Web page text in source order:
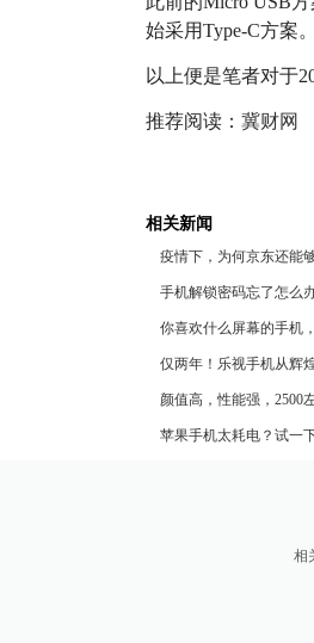
始采用Type-C方案。
以上便是笔者对于
推荐阅读： 冀财网
相关新闻
疫情下，为何京东还能
手机解锁密码忘了怎么
你喜欢什么屏幕的手机
仅两年！乐视手机从辉
颜值高，性能强，2500
苹果手机太耗电？试一
相